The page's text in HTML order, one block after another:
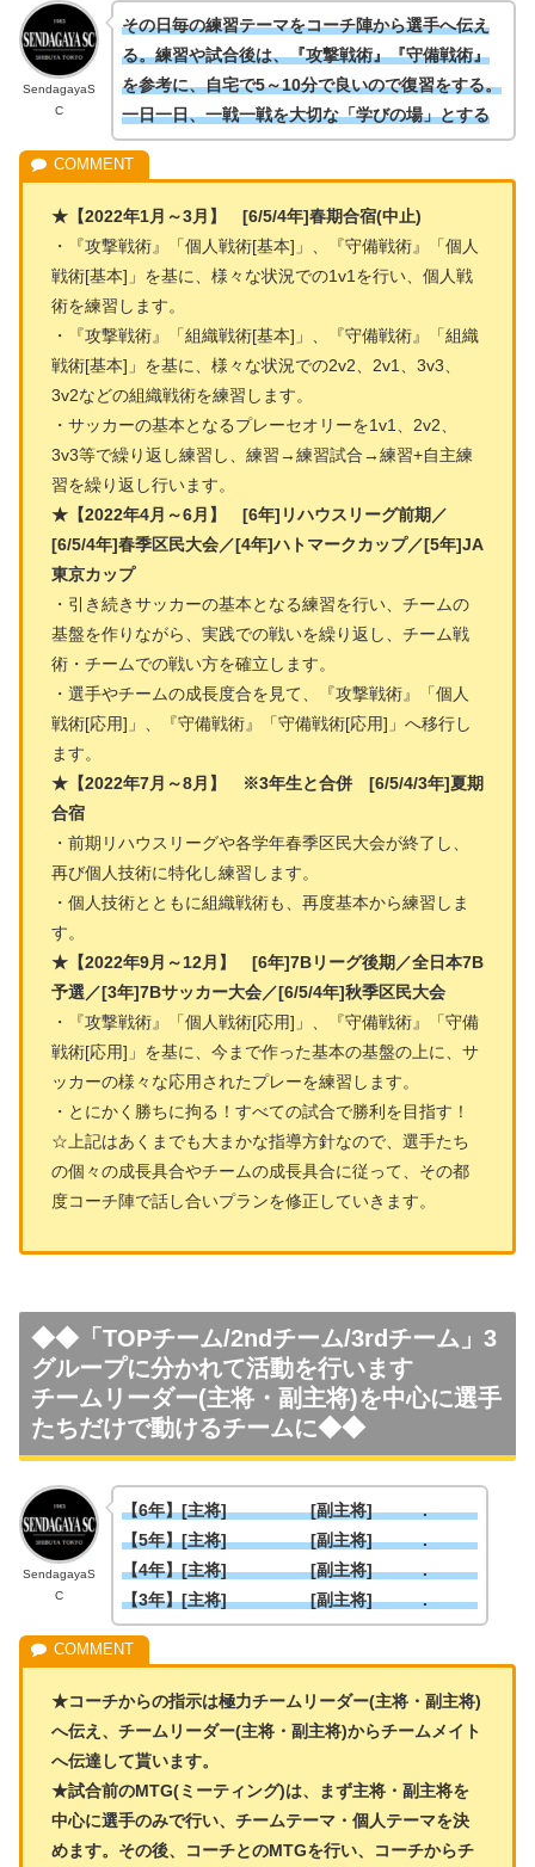
SendagayaS
C
その日毎の練習テーマをコーチ陣から選手へ伝え
る。練習や試合後は、『攻撃戦術』『守備戦術』
を参考に、自宅で5～10分で良いので復習をする。
一日一日、一戦一戦を大切な「学びの場」とする
★【2022年1月～3月】 [6/5/4年]春期合宿(中止)
・『攻撃戦術』「個人戦術[基本]」、『守備戦術』「個人
戦術[基本]」を基に、様々な状況での1v1を行い、個人戦
術を練習します。
・『攻撃戦術』「組織戦術[基本]」、『守備戦術』「組織
戦術[基本]」を基に、様々な状況での2v2、2v1、3v3、
3v2などの組織戦術を練習します。
・サッカーの基本となるプレーセオリーを1v1、2v2、
3v3等で繰り返し練習し、練習→練習試合→練習+自主練
習を繰り返し行います。
★【2022年4月～6月】 [6年]リハウスリーグ前期／
[6/5/4年]春季区民大会／[4年]ハトマークカップ／[5年]JA
東京カップ
・引き続きサッカーの基本となる練習を行い、チームの
基盤を作りながら、実践での戦いを繰り返し、チーム戦
術・チームでの戦い方を確立します。
・選手やチームの成長度合を見て、『攻撃戦術』「個人
戦術[応用]」、『守備戦術』「守備戦術[応用]」へ移行し
ます。
★【2022年7月～8月】 ※3年生と合併 [6/5/4/3年]夏期
合宿
・前期リハウスリーグや各学年春季区民大会が終了し、
再び個人技術に特化し練習します。
・個人技術とともに組織戦術も、再度基本から練習しま
す。
★【2022年9月～12月】 [6年]7Bリーグ後期／全日本7B
予選／[3年]7Bサッカー大会／[6/5/4年]秋季区民大会
・『攻撃戦術』「個人戦術[応用]」、『守備戦術』「守備
戦術[応用]」を基に、今まで作った基本の基盤の上に、サ
ッカーの様々な応用されたプレーを練習します。
・とにかく勝ちに拘る！すべての試合で勝利を目指す！
☆上記はあくまでも大まかな指導方針なので、選手たち
の個々の成長具合やチームの成長具合に従って、その都
度コーチ陣で話し合いプランを修正していきます。
◆◆「TOPチーム/2ndチーム/3rdチーム」3
グループに分かれて活動を行います
チームリーダー(主将・副主将)を中心に選手
たちだけで動けるチームに◆◆
SendagayaS
C
【6年】[主将] [副主将] .
【5年】[主将] [副主将] .
【4年】[主将] [副主将] .
【3年】[主将] [副主将] .
★コーチからの指示は極力チームリーダー(主将・副主将)
へ伝え、チームリーダー(主将・副主将)からチームメイト
へ伝達して貰います。
★試合前のMTG(ミーティング)は、まず主将・副主将を
中心に選手のみで行い、チームテーマ・個人テーマを決
めます。その後、コーチとのMTGを行い、コーチからチ